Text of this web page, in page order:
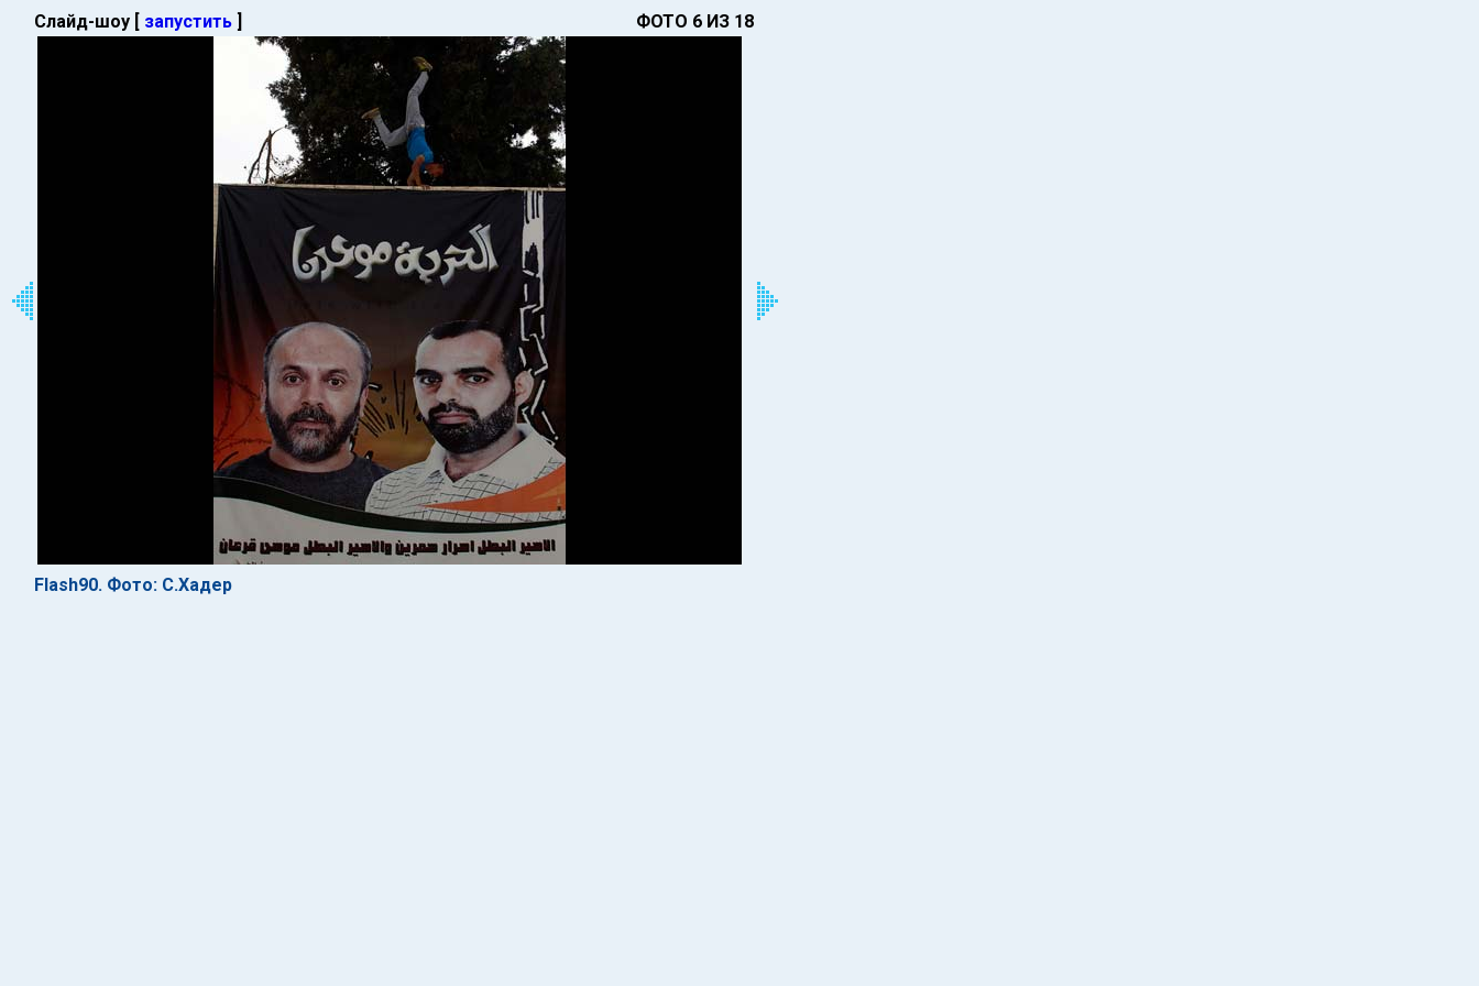
Слайд-шоу [ запустить ] ФОТО 6 ИЗ 18
Flash90. Фото: С.Хадер